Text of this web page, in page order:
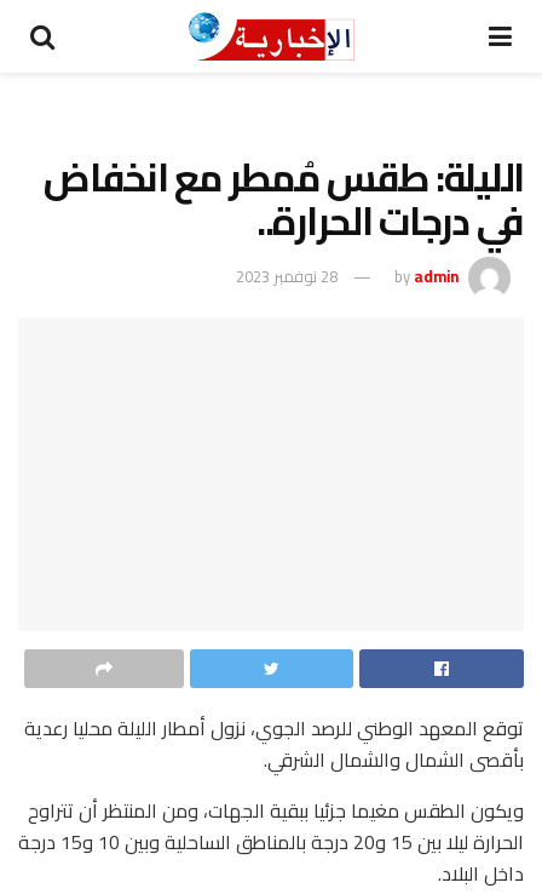
الليلة: طقس مُمطر مع انخفاض
في درجات الحرارة..
byadmin 28 نوفمبر 2023
توقع المعهد الوطني للرصد الجوي، نزول أمطار الليلة محليا رعدية
بأقصى الشمال والشمال الشرقي.
ويكون الطقس مغيما جزئيا ببقية الجهات، ومن المنتظر أن تتراوح
الحرارة ليلا بين 15 و20 درجة بالمناطق الساحلية وبين 10 و15 درجة
داخل البلاد.